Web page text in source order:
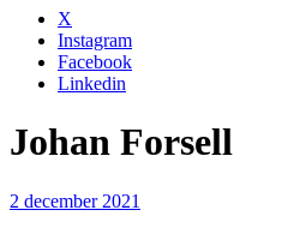
X
Instagram
Facebook
Linkedin
Johan Forsell
2 december 2021